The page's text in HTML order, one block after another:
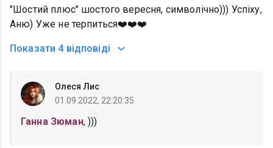
"Шостий плюс" шостого вересня, символічно))) Успіху,
Аню) Уже не терпиться❤️❤️❤️
Показати 4 відповіді
Олеся Лис
01.09.2022, 22:20:35
Ганна Зюман, )))